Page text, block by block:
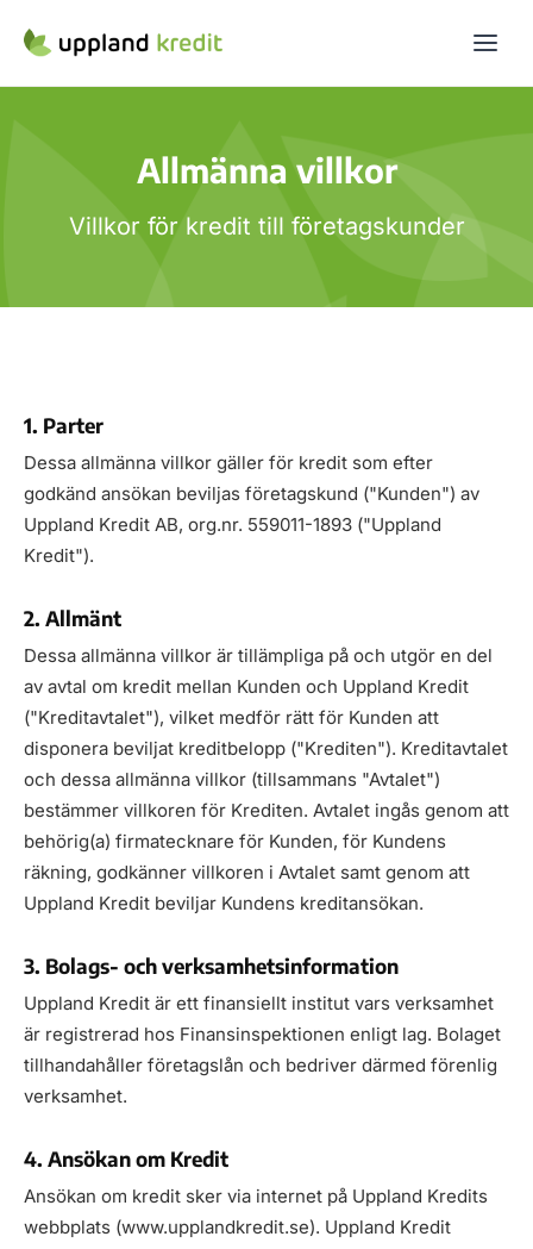
Allmänna villkor
Villkor för kredit till företagskunder
1. Parter
Dessa allmänna villkor gäller för kredit som efter
godkänd ansökan beviljas företagskund ("Kunden") av
Uppland Kredit AB, org.nr. 559011-1893 ("Uppland
Kredit").
2. Allmänt
Dessa allmänna villkor är tillämpliga på och utgör en del
av avtal om kredit mellan Kunden och Uppland Kredit
("Kreditavtalet"), vilket medför rätt för Kunden att
disponera beviljat kreditbelopp ("Krediten"). Kreditavtalet
och dessa allmänna villkor (tillsammans "Avtalet")
bestämmer villkoren för Krediten. Avtalet ingås genom att
behörig(a) firmatecknare för Kunden, för Kundens
räkning, godkänner villkoren i Avtalet samt genom att
Uppland Kredit beviljar Kundens kreditansökan.
3. Bolags- och verksamhetsinformation
Uppland Kredit är ett finansiellt institut vars verksamhet
är registrerad hos Finansinspektionen enligt lag. Bolaget
tillhandahåller företagslån och bedriver därmed förenlig
verksamhet.
4. Ansökan om Kredit
Ansökan om kredit sker via internet på Uppland Kredits
webbplats (www.upplandkredit.se). Uppland Kredit